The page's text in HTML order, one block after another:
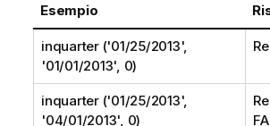
Esempio
inquarter ('01/25/2013',
'01/01/2013', 0)
inquarter ('01/25/2013',
'04/01/2013', 0)